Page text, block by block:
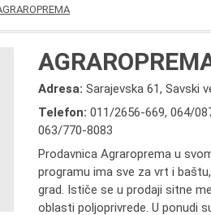
Adresa:Sarajevska 61, Savski
Telefon:011/2656-669,064/
063/770-8083
Prodavnica Agraroprema u
programu ima sve za vrt i
grad. Ističe se u prodaji sitne
oblasti poljoprivrede. U ponudi